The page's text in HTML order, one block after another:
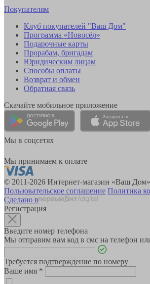
Покупателям
Клуб покупателей "Ваш Дом"
Программа «Новосёл»
Подарочные карты
Прорабам, бригадам
Юридическим лицам
Способы оплаты
Возврат и обмен
Обратная связь
Скачайте мобильное приложение
Мы в соцсетях
Мы принимаем к оплате
© 2011-2026 Интернет-магазин «Ваш Дом»
Пользовательское соглашение Политика
Сделано в
Регистрация
Введите номер телефона
Мы отправим вам код в смс на телефон
Требуется подтверждение по номеру
Ваше имя *